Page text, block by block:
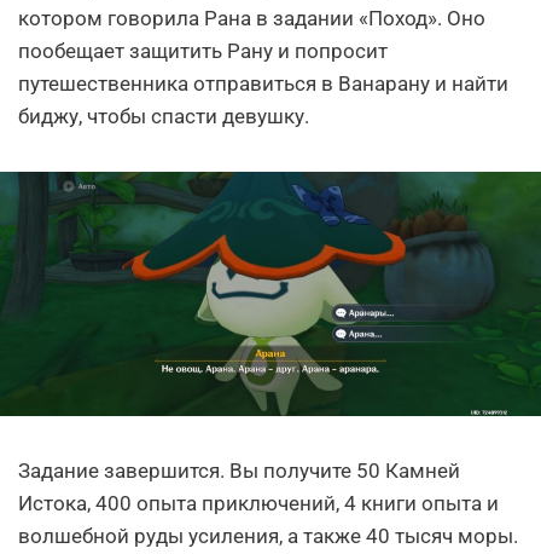
котором говорила Рана в задании «Поход». Оно
пообещает защитить Рану и попросит
путешественника отправиться в Ванарану и найти
биджу, чтобы спасти девушку.
Задание завершится. Вы получите 50 Камней
Истока, 400 опыта приключений, 4 книги опыта и
волшебной руды усиления, а также 40 тысяч моры.